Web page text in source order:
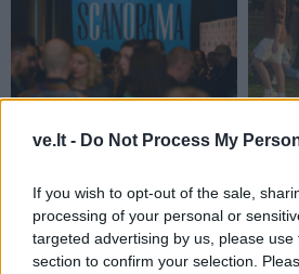
ve.lt - Do Not Process My
If you wish to opt-out of the sale,
processing of your personal or
targeted advertising by us, please
section to confirm your selection.
Renginiai
„Vogti arklius“ bei judesio
laboratoriją